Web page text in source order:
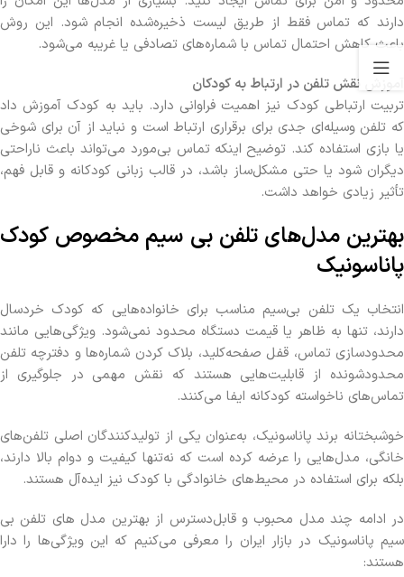
دارند که تماس فقط از طریق لیست ذخیره‌شده انجام شود. این روش
باعث کاهش احتمال تماس با شماره‌های تصادفی یا غریبه می‌شود.
آموزش نقش تلفن در ارتباط به کودکان
تربیت ارتباطی کودک نیز اهمیت فراوانی دارد. باید به کودک آموزش داد
که تلفن وسیله‌ای جدی برای برقراری ارتباط است و نباید از آن برای شوخی
یا بازی استفاده کند. توضیح اینکه تماس بی‌مورد می‌تواند باعث ناراحتی
دیگران شود یا حتی مشکل‌ساز باشد، در قالب زبانی کودکانه و قابل فهم،
تأثیر زیادی خواهد داشت.
بهترین مدل‌های تلفن بی‌ سیم مخصوص کودک
پاناسونیک
انتخاب یک تلفن بی‌سیم مناسب برای خانواده‌هایی که کودک خردسال
دارند، تنها به ظاهر یا قیمت دستگاه محدود نمی‌شود. ویژگی‌هایی مانند
محدودسازی تماس، قفل صفحه‌کلید، بلاک کردن شماره‌ها و دفترچه تلفن
محدودشونده از قابلیت‌هایی هستند که نقش مهمی در جلوگیری از
تماس‌های ناخواسته کودکانه ایفا می‌کنند.
خوشبختانه برند پاناسونیک، به‌عنوان یکی از تولیدکنندگان اصلی تلفن‌های
خانگی، مدل‌هایی را عرضه کرده است که نه‌تنها کیفیت و دوام بالا دارند،
بلکه برای استفاده در محیط‌های خانوادگی با کودک نیز ایده‌آل هستند.
در ادامه چند مدل محبوب و قابل‌دسترس از بهترین مدل های تلفن بی
سیم پاناسونیک در بازار ایران را معرفی می‌کنیم که این ویژگی‌ها را دارا
هستند: